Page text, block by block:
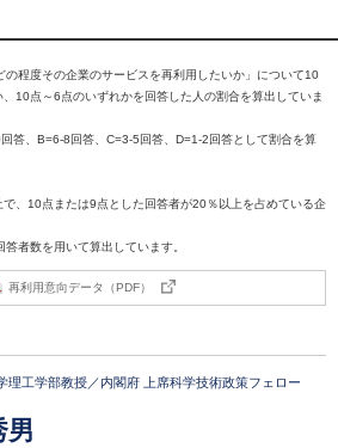
の程度その企業のサービスを再利用したいか」について10
10点～6点のいずれかを回答した人の割合を算出していま
答、B=6-8回答、C=3-5回答、D=1-2回答として割合を算
、10点または9点とした回答者が20％以上を占めている企
者数を用いて算出しています。
再利用意向データ（PDF）
理工学部教授／内閣府 上席科学技術政策フェロー
男